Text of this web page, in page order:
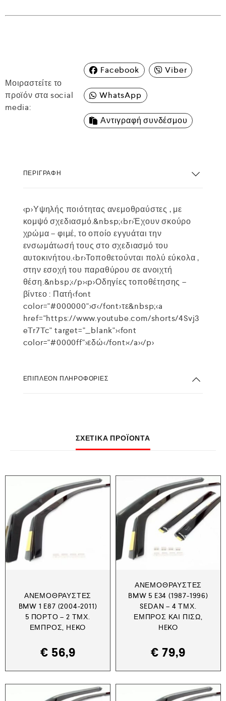
Μοιραστείτε το
προϊόν στα social
media:
Facebook Viber
WhatsApp
Αντιγραφή συνδέσμου
ΠΕΡΙΓΡΑΦΉ
<p>Υψηλής ποιότητας ανεμοθραύστες , με
κομψό σχεδιασμό.&nbsp;<br>Έχουν σκούρο
χρώμα – φιμέ, το οποίο εγγυάται την
ενσωμάτωσή τους στο σχεδιασμό του
αυτοκινήτου.<br>Τοποθετούνται πολύ εύκολα ,
στην εσοχή του παραθύρου σε ανοιχτή
θέση.&nbsp;</p><p>Οδηγίες τοποθέτησης –
βίντεο : Πατή<font
color="#000000">σ</font>τε&nbsp;<a
href="https://www.youtube.com/shorts/4Svj3
eTr7Tc" target="_blank"><font
color="#0000ff">εδώ</font></a></p>
ΕΠΙΠΛΈΟΝ ΠΛΗΡΟΦΟΡΊΕΣ
ΣΧΕΤΙΚΆ ΠΡΟΪΌΝΤΑ
ΑΝΕΜΟΘΡΑΎΣΤΕΣ
BMW 1 E87 (2004-2011)
5 ΠΟΡΤΟ – 2 ΤΜΧ.
ΕΜΠΡΌΣ, HEKO
€ 56,9
ΑΝΕΜΟΘΡΑΎΣΤΕΣ
BMW 5 E34 (1987-1996)
SEDAN – 4 ΤΜΧ.
ΕΜΠΡΌΣ ΚΑΙ ΠΊΣΩ,
HEKO
€ 79,9